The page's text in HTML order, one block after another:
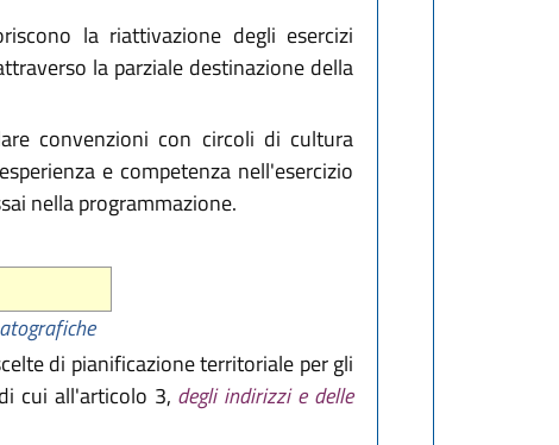
la riattivazione degli esercizi
la parziale destinazione della
convenzioni con circoli di cultura
e competenza nell'esercizio
nella programmazione.
di pianificazione territoriale per gli
cui all'articolo 3, degli indirizzi e delle